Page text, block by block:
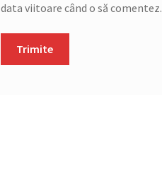
data viitoare când o să comentez.